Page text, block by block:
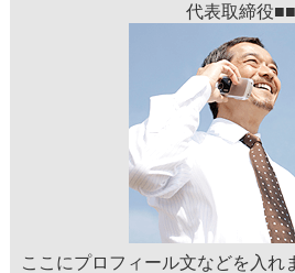
代表取締役
ここにプロフィール文などを入れ